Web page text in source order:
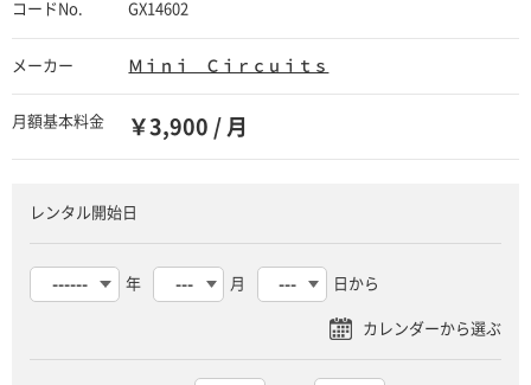
コードNo. GX14602
メーカー Ｍｉｎｉ Ｃｉｒｃｕｉｔｓ
月額基本料金 ￥3,900 / 月
レンタル開始日
年 月 日から